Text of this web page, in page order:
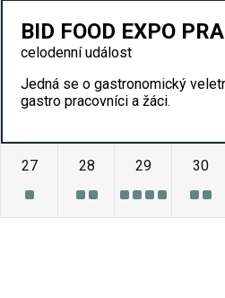
BID FOOD EXPO
celodenní událost
Jedná se o gastronomický
gastro pracovníci a žáci.
27 28 29 30